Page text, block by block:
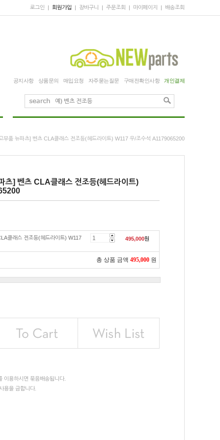
로그인 | 회원가입 | 장바구니 | 주문조회 | 마이페이지 | 배송조회
공지사항
상품문의 매입요청 자주묻는질문 구매전확인사항 개인결제
부품 뉴파츠] 벤츠 CLA클래스 전조등(헤드라이트) W117 우/조수석 A1179065200
츠] 벤츠 CLA클래스 전조등(헤드라이트)
클래스 전조등(헤드라이트) W117
495,000원
총 상품 금액 495,000 원
이용하시면 묶음배송됩니다.
용을 금합니다.